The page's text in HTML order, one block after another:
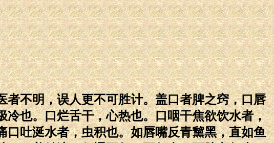
不明，误人更不可胜计。盖口者脾之窍，口唇
也。口烂舌干，心热也。口咽干焦欲饮水者，
吐涎水者，虫积也。如唇嘴反青黧黑，直如鱼